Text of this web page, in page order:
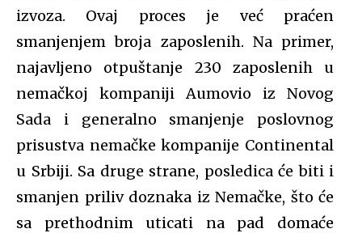
izvoza. Ovaj proces je već praćen
smanjenjem broja zaposlenih. Na primer,
najavljeno otpuštanje 230 zaposlenih u
nemačkoj kompaniji Aumovio iz Novog
Sada i generalno smanjenje poslovnog
prisustva nemačke kompanije Continental
u Srbiji. Sa druge strane, posledica će biti i
smanjen priliv doznaka iz Nemačke, što će
sa prethodnim uticati na pad domaće